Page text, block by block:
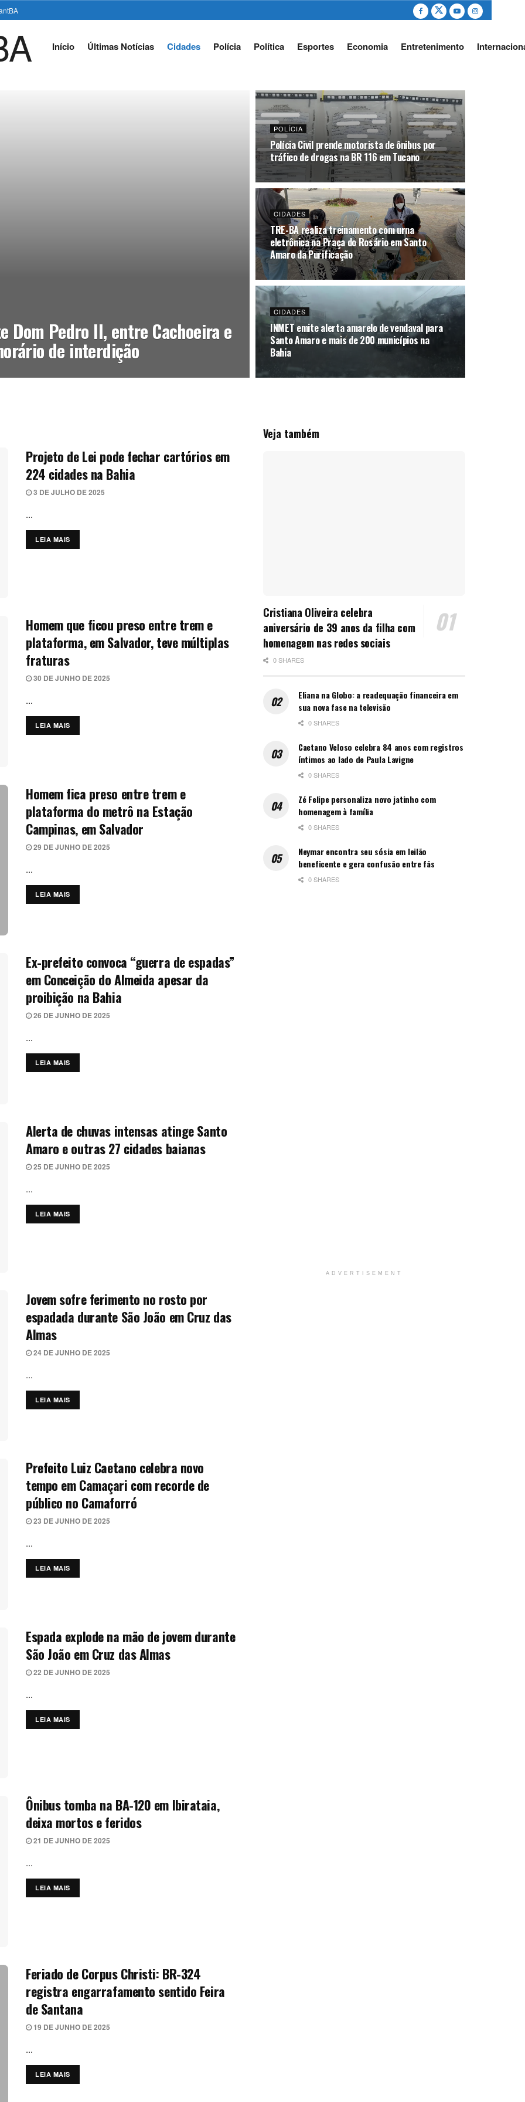
Início Últimas Notícias Cidades Polícia Política Esportes Economia Entretenimento
Dom Pedro II, entre Cachoeira e
de interdição
POLÍCIA
Polícia Civil prende motorista de ônibus por
tráfico de drogas na BR 116 em Tucano
CIDADES
TRE-BA realiza treinamento com urna
eletrônica na Praça do Rosário em Santo
Amaro da Purificação
CIDADES
INMET emite alerta amarelo de vendaval para
Santo Amaro e mais de 200 municípios na
Bahia
Projeto de Lei pode fechar cartórios em
224 cidades na Bahia
3 DE JULHO DE 2025
...
LEIA MAIS
Homem que ficou preso entre trem e
plataforma, em Salvador, teve múltiplas
fraturas
30 DE JUNHO DE 2025
...
LEIA MAIS
Homem fica preso entre trem e
plataforma do metrô na Estação
Campinas, em Salvador
29 DE JUNHO DE 2025
...
LEIA MAIS
Ex-prefeito convoca “guerra de espadas”
em Conceição do Almeida apesar da
proibição na Bahia
26 DE JUNHO DE 2025
...
LEIA MAIS
Alerta de chuvas intensas atinge Santo
Amaro e outras 27 cidades baianas
25 DE JUNHO DE 2025
...
LEIA MAIS
Jovem sofre ferimento no rosto por
espadada durante São João em Cruz das
Almas
24 DE JUNHO DE 2025
...
LEIA MAIS
Prefeito Luiz Caetano celebra novo
tempo em Camaçari com recorde de
público no Camaforró
23 DE JUNHO DE 2025
...
LEIA MAIS
Espada explode na mão de jovem durante
São João em Cruz das Almas
22 DE JUNHO DE 2025
...
LEIA MAIS
Ônibus tomba na BA-120 em Ibirataia,
deixa mortos e feridos
21 DE JUNHO DE 2025
...
LEIA MAIS
Feriado de Corpus Christi: BR-324
registra engarrafamento sentido Feira
de Santana
19 DE JUNHO DE 2025
...
LEIA MAIS
Veja também
Cristiana Oliveira celebra
aniversário de 39 anos da filha com
homenagem nas redes sociais
0 SHARES
Eliana na Globo: a readequação financeira em
sua nova fase na televisão
0 SHARES
Caetano Veloso celebra 84 anos com registros
íntimos ao lado de Paula Lavigne
0 SHARES
Zé Felipe personaliza novo jatinho com
homenagem à família
0 SHARES
Neymar encontra seu sósia em leilão
beneficente e gera confusão entre fãs
0 SHARES
ADVERTISEMENT